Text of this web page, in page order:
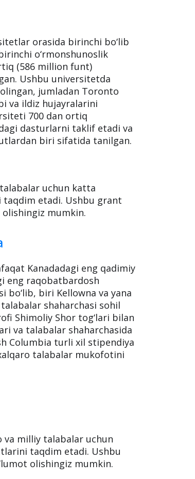
orasida birinchi bo‘lib
o‘rmonshunoslik
(586 million funt)
Ushbu universitetda
jumladan Toronto
va ildiz hujayralarini
700 dan ortiq
dasturlarni taklif etadi va
biri sifatida tanilgan.
uchun katta
etadi. Ushbu grant
mumkin.
Kanadadagi eng qadimiy
eng raqobatbardosh
biri Kellowna va yana
shaharchasi sohil
Shimoliy Shor tog‘lari bilan
va talabalar shaharchasida
Columbia turli xil stipendiya
talabalar mukofotini
milliy talabalar uchun
taqdim etadi. Ushbu
olishingiz mumkin.